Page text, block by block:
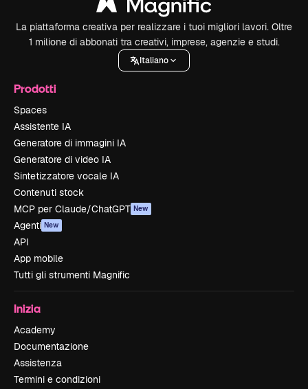
La piattaforma creativa per realizzare i tuoi migliori lavori. Oltre
1 milione di abbonati tra creativi, imprese, agenzie e studi.
Italiano
Prodotti
Spaces
Assistente IA
Generatore di immagini IA
Generatore di video IA
Sintetizzatore vocale IA
Contenuti stock
MCP per Claude/ChatGPT New
Agenti New
API
App mobile
Tutti gli strumenti Magnific
Inizia
Academy
Documentazione
Assistenza
Termini e condizioni